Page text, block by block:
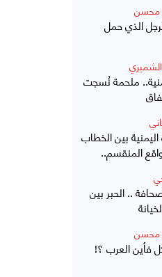
محسن
الذي حمل
ملحمة نُسجت
اليمنية بين الخطاب
المنقسم..
.. الحبر بين
محسن
فأين العرب ؟!